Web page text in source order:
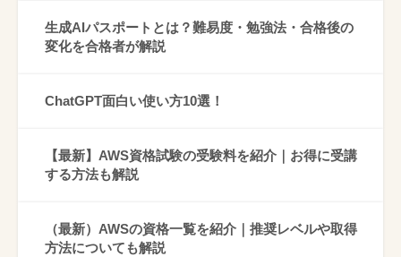
生成AIパスポートとは？難易度・勉強法・合格後の
変化を合格者が解説
ChatGPT面白い使い方10選！
【最新】AWS資格試験の受験料を紹介｜お得に受講
する方法も解説
（最新）AWSの資格一覧を紹介｜推奨レベルや取得
方法についても解説